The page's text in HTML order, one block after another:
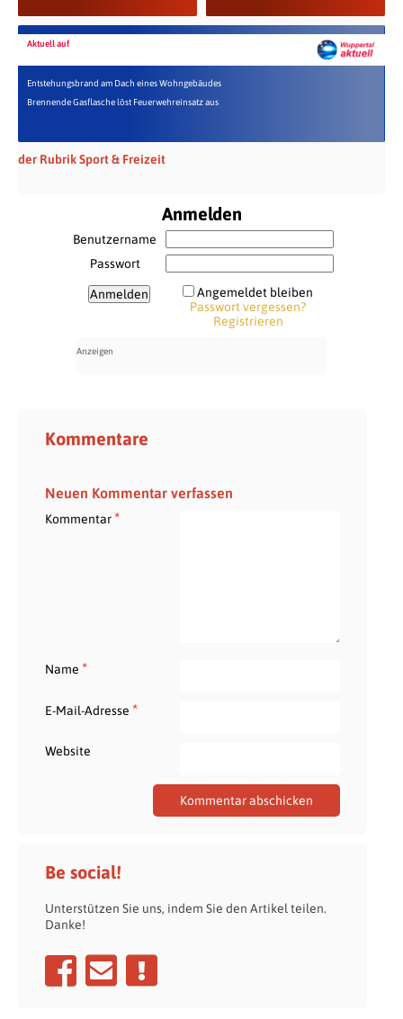
Aktuell auf
Entstehungsbrand am Dach eines Wohngebäudes
Brennende Gasflasche löst Feuerwehreinsatz aus
der Rubrik Sport & Freizeit
Anmelden
Benutzername
Passwort
Angemeldet bleiben
Passwort vergessen?
Registrieren
Kommentare
Neuen Kommentar verfassen
Kommentar*
Name *
E-Mail-Adresse *
Website
Be social!
Unterstützen Sie uns, indem Sie den Artikel teilen.
Danke!